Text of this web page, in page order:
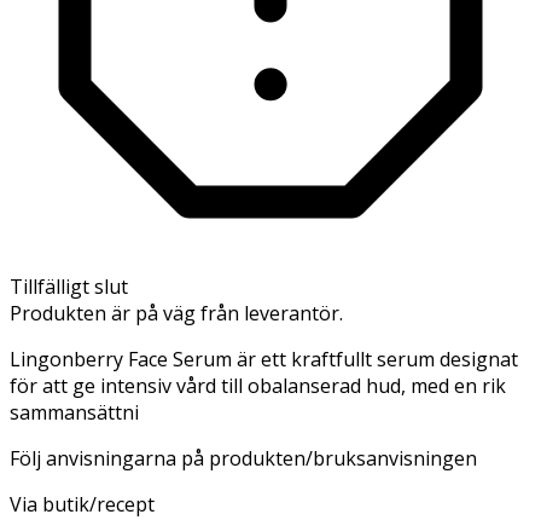
Tillfälligt slut
Produkten är på väg från leverantör.
Lingonberry Face Serum är ett kraftfullt serum designat
för att ge intensiv vård till obalanserad hud, med en rik
sammansättni
Följ anvisningarna på produkten/bruksanvisningen
Via butik/recept